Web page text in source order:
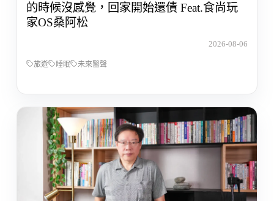
的時候沒感覺，回家開始還債 Feat.食尚玩
家OS桑阿松
2026-08-06
旅遊 睡眠 未來醫聲